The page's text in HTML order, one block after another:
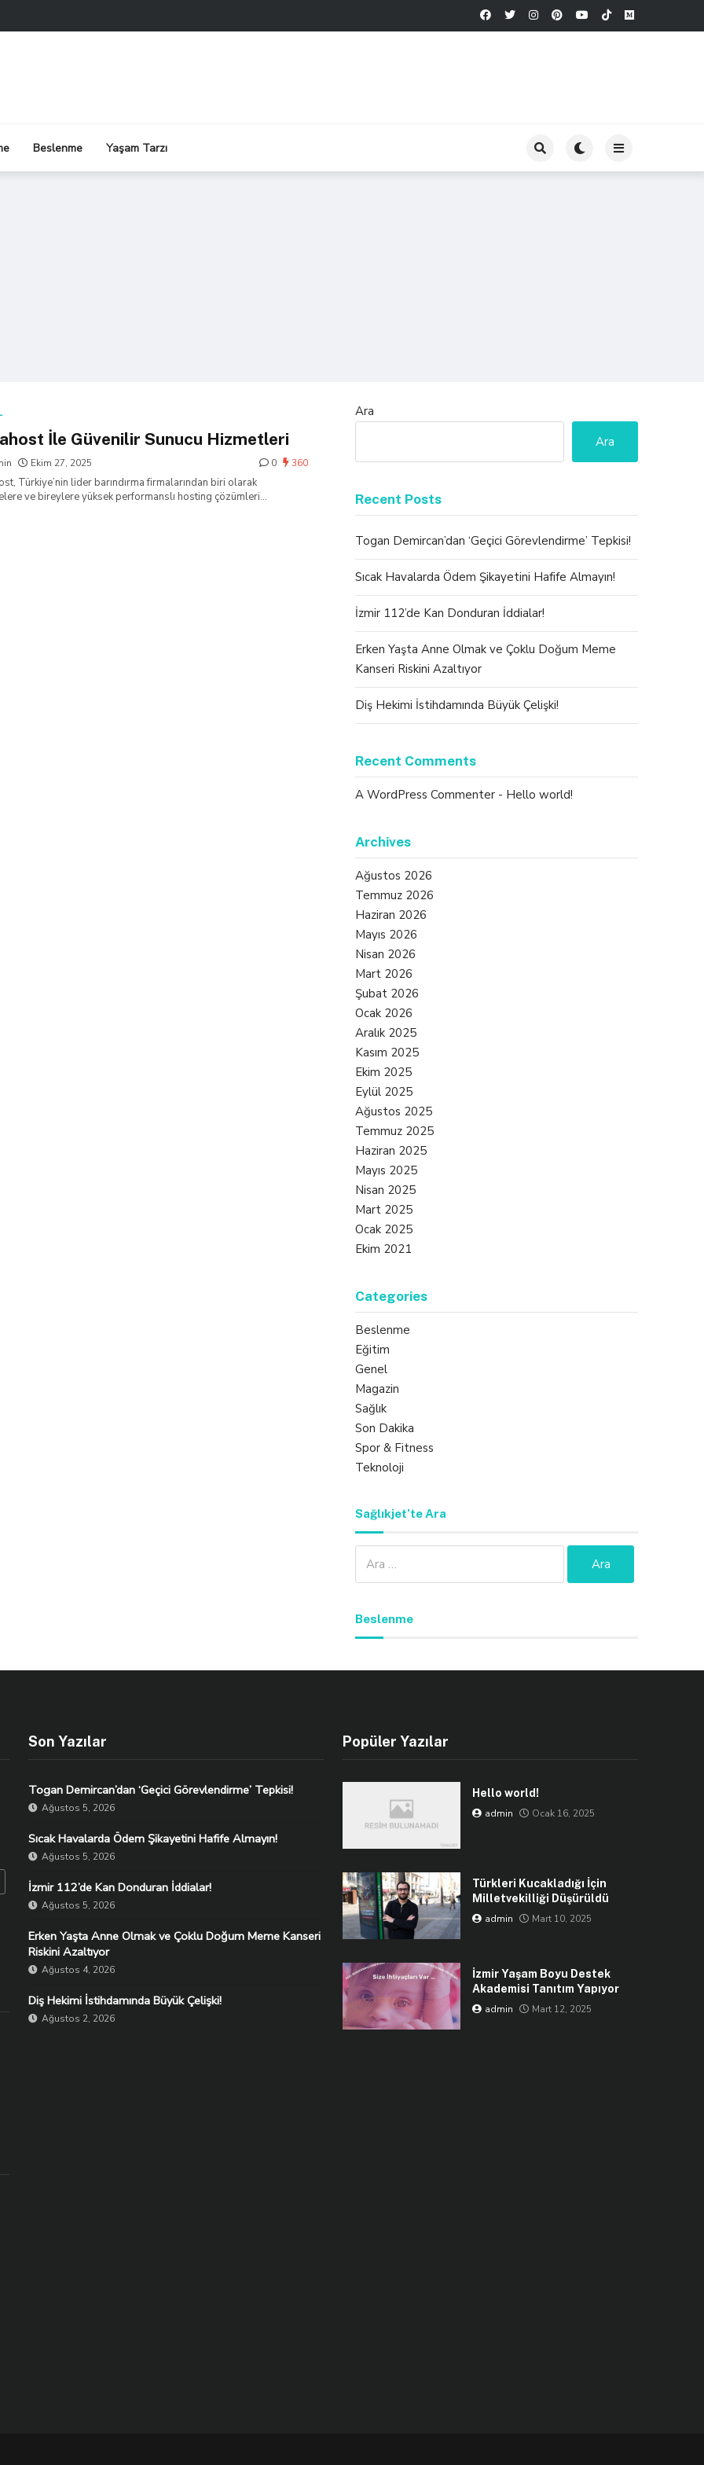
Beslenme Yaşam Tarzı
İle Güvenilir Sunucu Hizmetleri
Ekim 27, 2025 0 360
Türkiye’nin lider barındırma firmalarından biri olarak
ve bireylere yüksek performanslı hosting çözümleri
Ara
Ara
Recent Posts
Togan Demircan’dan ‘Geçici Görevlendirme’ Tepkisi!
Sıcak Havalarda Ödem Şikayetini Hafife Almayın!
İzmir 112’de Kan Donduran İddialar!
Erken Yaşta Anne Olmak ve Çoklu Doğum Meme
Kanseri Riskini Azaltıyor
Diş Hekimi İstihdamında Büyük Çelişki!
Recent Comments
A WordPress Commenter - Hello world!
Archives
Ağustos 2026
Temmuz 2026
Haziran 2026
Mayıs 2026
Nisan 2026
Mart 2026
Şubat 2026
Ocak 2026
Aralık 2025
Kasım 2025
Ekim 2025
Eylül 2025
Ağustos 2025
Temmuz 2025
Haziran 2025
Mayıs 2025
Nisan 2025
Mart 2025
Ocak 2025
Ekim 2021
Categories
Beslenme
Eğitim
Genel
Magazin
Sağlık
Son Dakika
Spor & Fitness
Teknoloji
Sağlıkjet’te Ara
Beslenme
Son Yazılar
Togan Demircan’dan ‘Geçici Görevlendirme’ Tepkisi!
Ağustos 5, 2026
Sıcak Havalarda Ödem Şikayetini Hafife Almayın!
Ağustos 5, 2026
İzmir 112’de Kan Donduran İddialar!
Ağustos 5, 2026
Erken Yaşta Anne Olmak ve Çoklu Doğum Meme Kanseri
Riskini Azaltıyor
Ağustos 4, 2026
Diş Hekimi İstihdamında Büyük Çelişki!
Ağustos 2, 2026
Popüler Yazılar
Hello world!
admin
Ocak 16, 2025
Türkleri Kucakladığı İçin
Milletvekilliği Düşürüldü
admin
Mart 10, 2025
İzmir Yaşam Boyu Destek
Akademisi Tanıtım Yapıyor
admin
Mart 12, 2025